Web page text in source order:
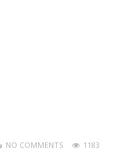
NO COMMENTS
1183